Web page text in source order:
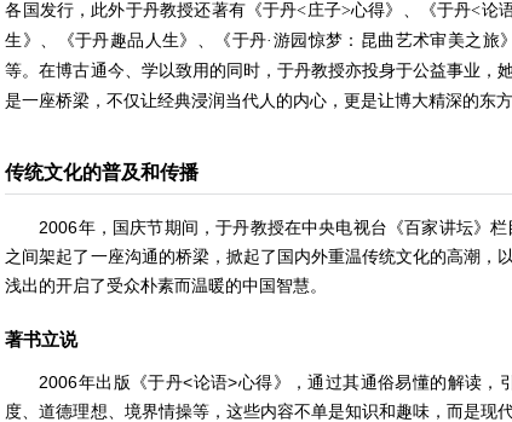
各国发行，此外于丹教授还著有《于丹<庄子>心得》、《于丹<论
生》 、《于丹趣品人生》、《于丹·游园惊梦：昆曲艺术审美之旅
等。在博古通今、学以致用的同时，于丹教授亦投身于公益事业
是一座桥梁，不仅让经典浸润当代人的内心，更是让博大精深的东
传统文化的普及和传播
2006年，国庆节期间，于丹教授在中央电视台《百家讲坛》
之间架起了一座沟通的桥梁，掀起了国内外重温传统文化的高潮，
浅出的开启了受众朴素而温暖的中国智慧。
著书立说
2006年出版《于丹<论语>心得》，通过其通俗易懂的解读
度、道德理想、境界情操等，这些内容不单是知识和趣味，而是